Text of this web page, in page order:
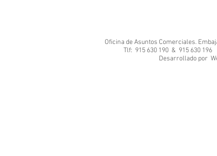
Oficina de Asuntos Comerciales.
Tlf: 915 630 190 & 915 630